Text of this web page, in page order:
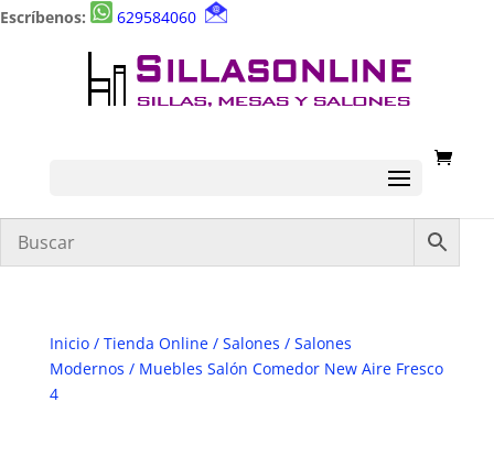
Escríbenos:
629584060
Inicio/ Tienda Online/ Salones / Salones
Modernos / Muebles Salón Comedor New Aire Fresco
4